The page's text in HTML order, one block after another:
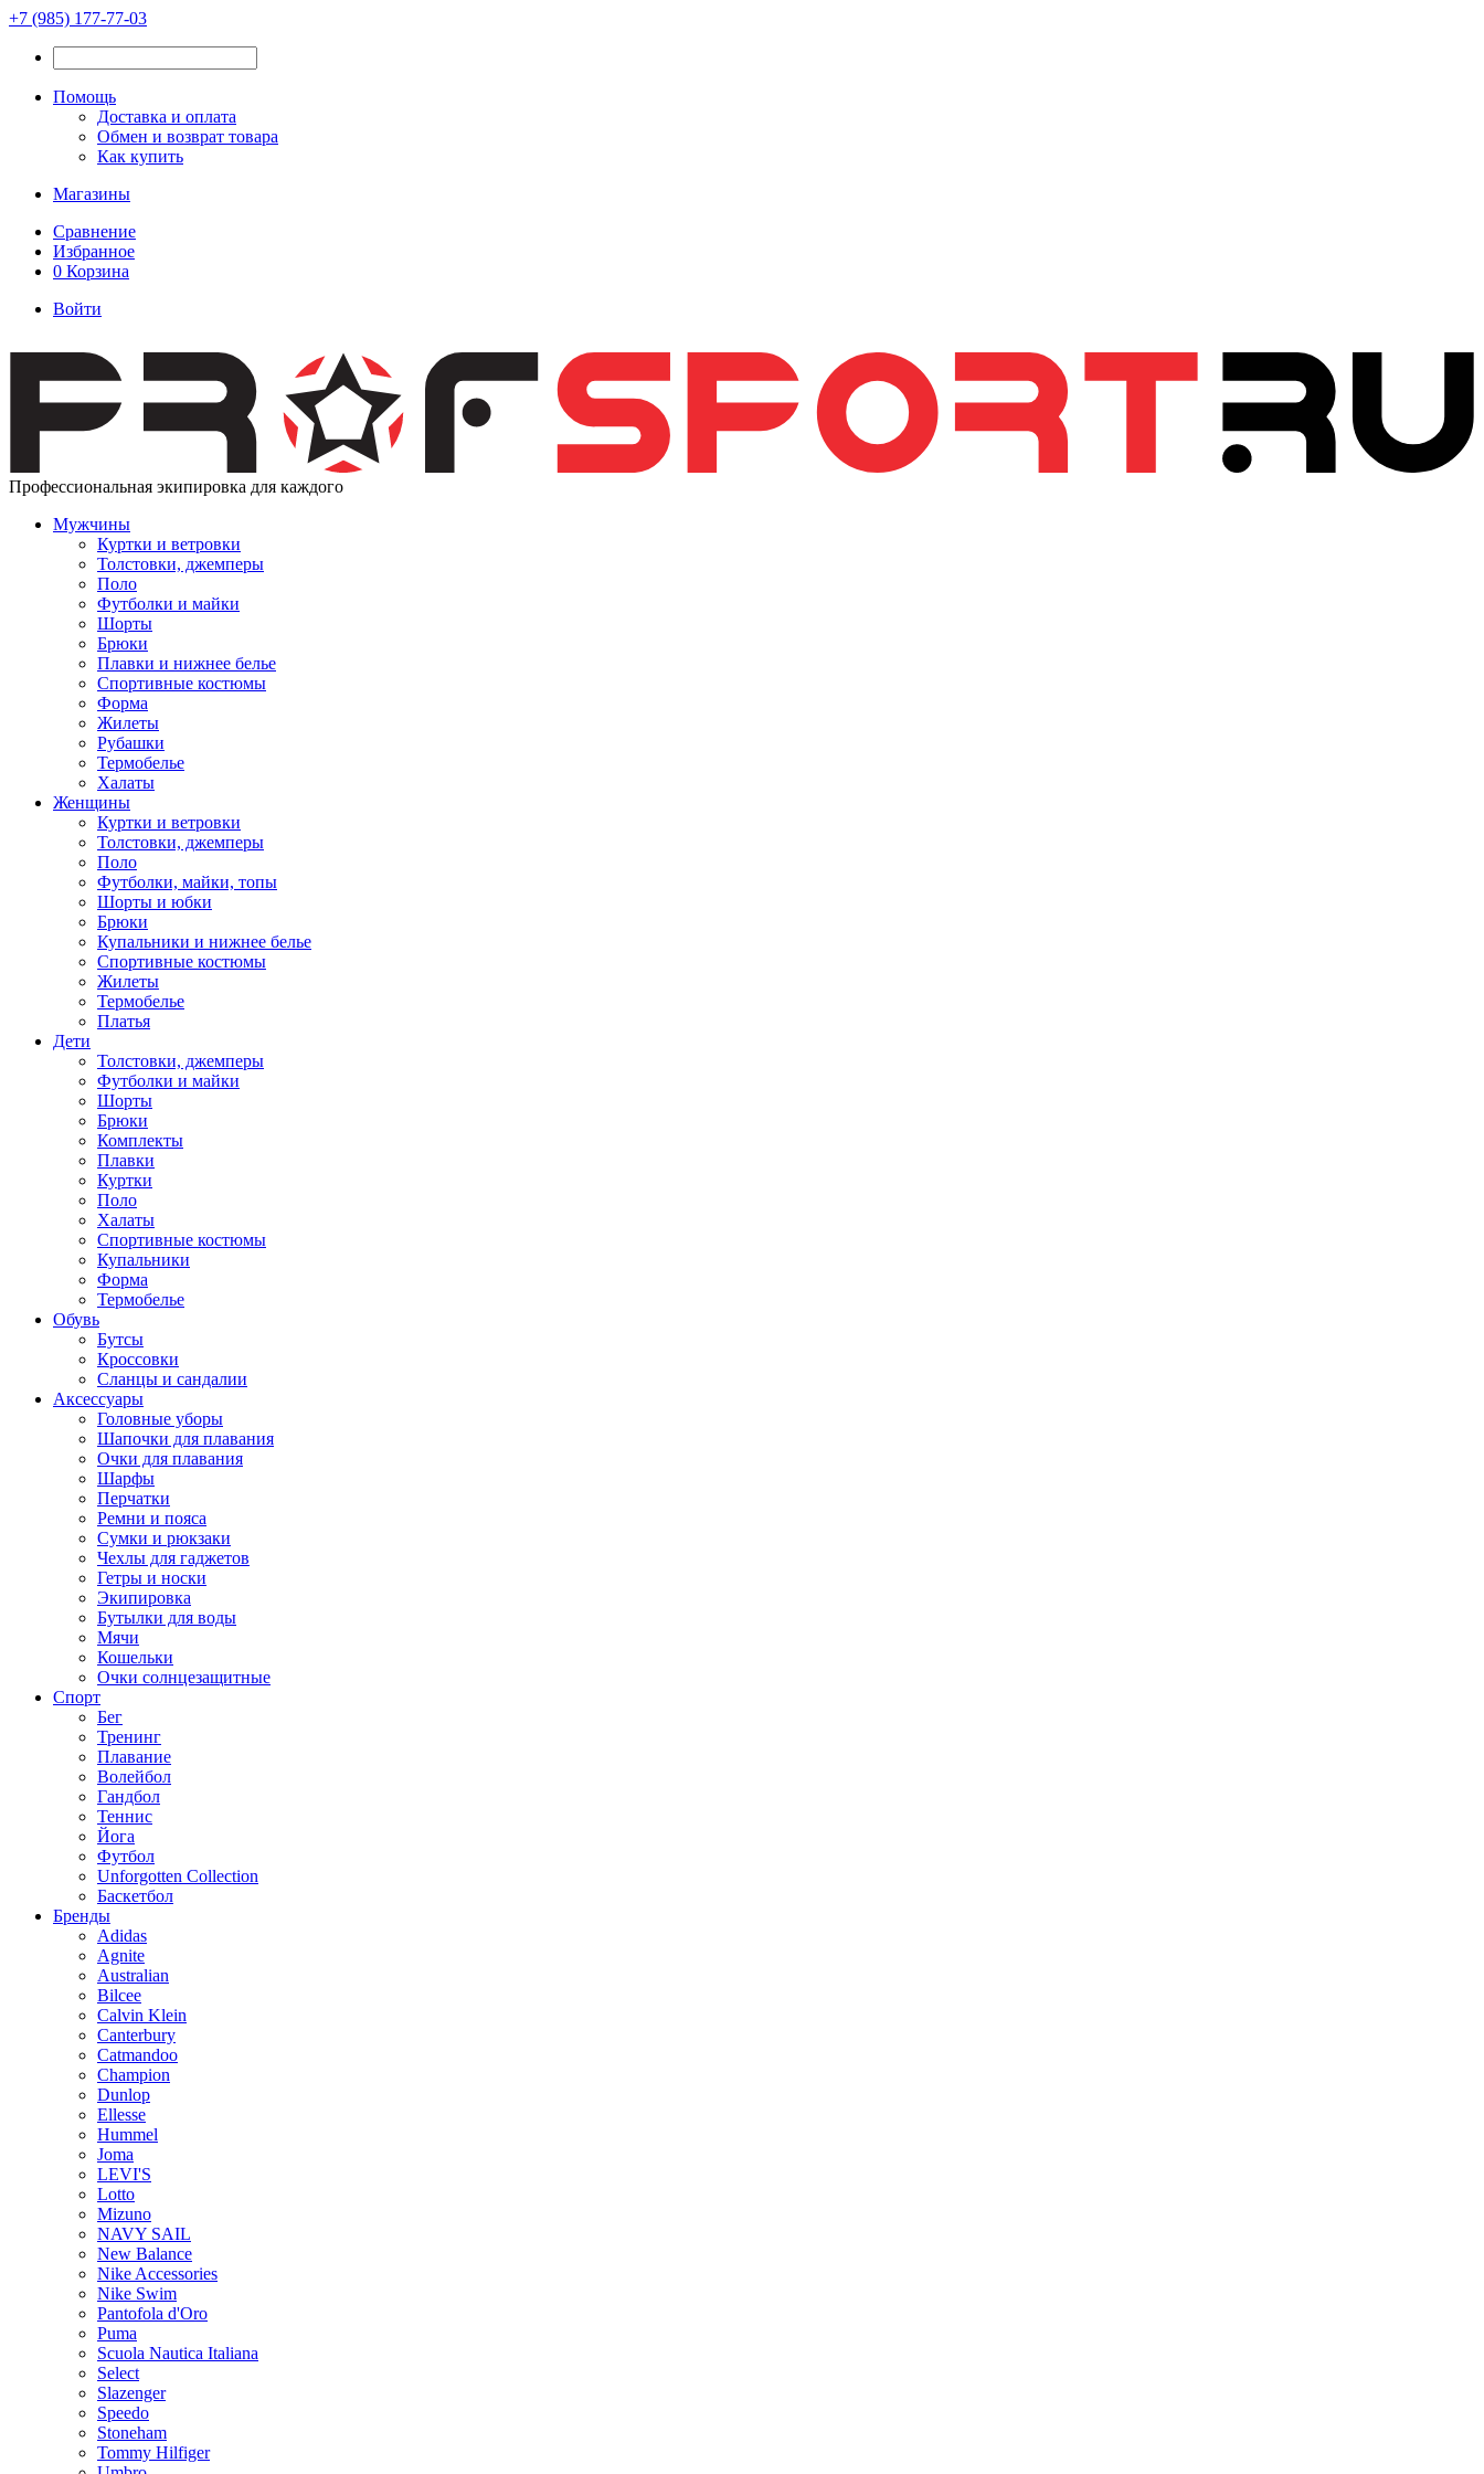
+7 (985) 177-77-03
Помощь
Доставка и оплата
Обмен и возврат товара
Как купить
Магазины
Сравнение
Избранное
0 Корзина
Войти
Профессиональная экипировка для каждого
Мужчины
Куртки и ветровки
Толстовки, джемперы
Поло
Футболки и майки
Шорты
Брюки
Плавки и нижнее белье
Спортивные костюмы
Форма
Жилеты
Рубашки
Термобелье
Халаты
Женщины
Куртки и ветровки
Толстовки, джемперы
Поло
Футболки, майки, топы
Шорты и юбки
Брюки
Купальники и нижнее белье
Спортивные костюмы
Жилеты
Термобелье
Платья
Дети
Толстовки, джемперы
Футболки и майки
Шорты
Брюки
Комплекты
Плавки
Куртки
Поло
Халаты
Спортивные костюмы
Купальники
Форма
Термобелье
Обувь
Бутсы
Кроссовки
Сланцы и сандалии
Аксессуары
Головные уборы
Шапочки для плавания
Очки для плавания
Шарфы
Перчатки
Ремни и пояса
Сумки и рюкзаки
Чехлы для гаджетов
Гетры и носки
Экипировка
Бутылки для воды
Мячи
Кошельки
Очки солнцезащитные
Спорт
Бег
Тренинг
Плавание
Волейбол
Гандбол
Теннис
Йога
Футбол
Unforgotten Collection
Баскетбол
Бренды
Adidas
Agnite
Australian
Bilcee
Calvin Klein
Canterbury
Catmandoo
Champion
Dunlop
Ellesse
Hummel
Joma
LEVI'S
Lotto
Mizuno
NAVY SAIL
New Balance
Nike Accessories
Nike Swim
Pantofola d'Oro
Puma
Scuola Nautica Italiana
Select
Slazenger
Speedo
Stoneham
Tommy Hilfiger